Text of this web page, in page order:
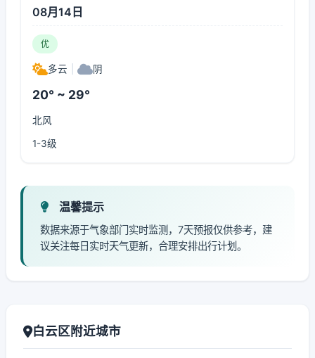
08月14日
优
多云 阴
20° ~ 29°
北风
1-3级
温馨提示
数据来源于气象部门实时监测，7天预报仅供参考，建
议关注每日实时天气更新，合理安排出行计划。
白云区附近城市